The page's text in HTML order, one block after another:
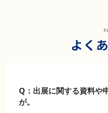
Q：出展に関する資料や
が。